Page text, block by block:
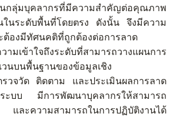
นกลุ่มบุคลากรที่มีความสำคัญต่อคุณภาพ
ในระดับพื้นที่โดยตรง
ดังนั้น จึงมีความ
ต้องมีทัศนคติที่ถูกต้องต่อการลาด
ามเข้าใจถึงระดับที่สามารถวางแผนการ
วนบนพื้นฐานของข้อมูลเชิง
วจวัด ติดตาม
และประเมินผลการลาด
ะบบ
มีการพัฒนาบุคลากรให้สามารถ
และความสามารถในการปฏิบัติงานได้